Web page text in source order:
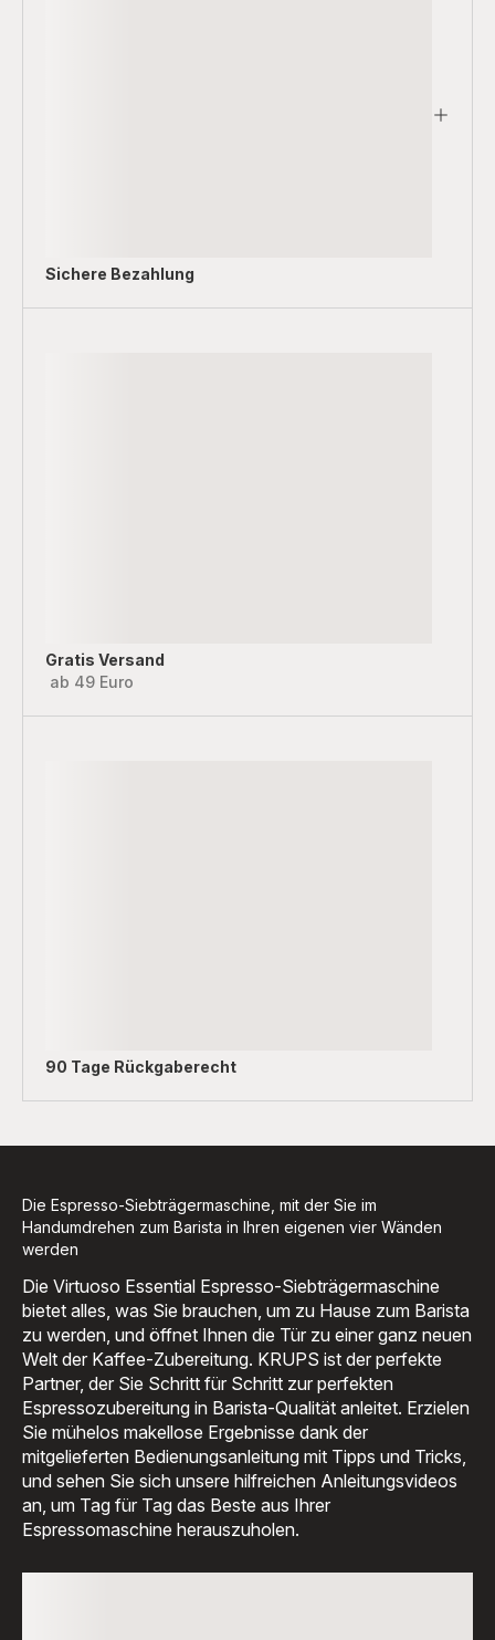
Sichere Bezahlung
Gratis Versand
ab 49 Euro
90 Tage Rückgaberecht
Die Espresso-Siebträgermaschine, mit der Sie im
Handumdrehen zum Barista in Ihren eigenen vier Wänden
werden
Die Virtuoso Essential Espresso-Siebträgermaschine
bietet alles, was Sie brauchen, um zu Hause zum Barista
zu werden, und öffnet Ihnen die Tür zu einer ganz neuen
Welt der Kaffee-Zubereitung. KRUPS ist der perfekte
Partner, der Sie Schritt für Schritt zur perfekten
Espressozubereitung in Barista-Qualität anleitet. Erzielen
Sie mühelos makellose Ergebnisse dank der
mitgelieferten Bedienungsanleitung mit Tipps und Tricks,
und sehen Sie sich unsere hilfreichen Anleitungsvideos
an, um Tag für Tag das Beste aus Ihrer
Espressomaschine herauszuholen.